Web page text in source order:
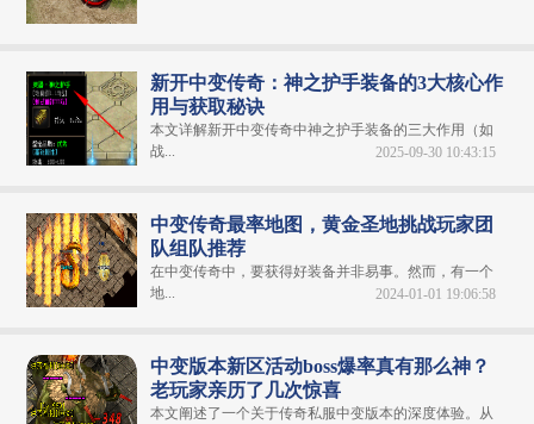
新开中变传奇：神之护手装备的3大核心作
用与获取秘诀
本文详解新开中变传奇中神之护手装备的三大作用（如
战...
2025-09-30 10:43:15
中变传奇最率地图，黄金圣地挑战玩家团
队组队推荐
在中变传奇中，要获得好装备并非易事。然而，有一个
地...
2024-01-01 19:06:58
中变版本新区活动boss爆率真有那么神？
老玩家亲历了几次惊喜
本文阐述了一个关于传奇私服中变版本的深度体验。从